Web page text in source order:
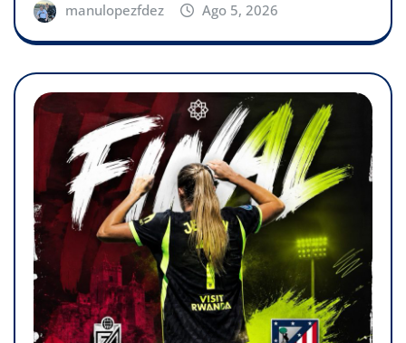
manulopezfdez Ago 5, 2026